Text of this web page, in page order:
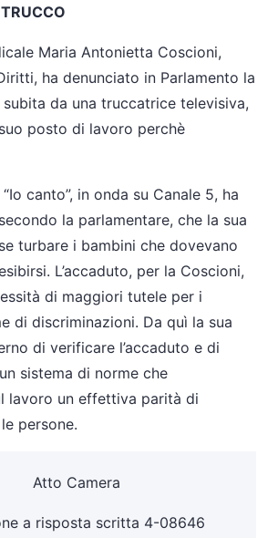
Maria Antonietta Coscioni,
ha denunciato in Parlamento la
da una truccatrice televisiva,
posto di lavoro perchè
canto”, in onda su Canale 5, ha
la parlamentare, che la sua
turbare i bambini che dovevano
L’accaduto, per la Coscioni,
di maggiori tutele per i
di discriminazioni. Da quì la sua
di verificare l’accaduto e di
sistema di norme che
lavoro un effettiva parità di
persone.
Atto Camera
a risposta scritta 4-08646